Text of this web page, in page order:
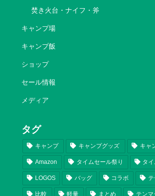
焚き火台・ナイフ・斧
キャンプ場
キャンプ飯
ショップ
セール情報
メディア
タグ
キャンプ キャンプグッズ キャ
Amazon タイムセール祭り タ
LOGOS バッグ コラボ
比較 軽量 まとめ テンマ